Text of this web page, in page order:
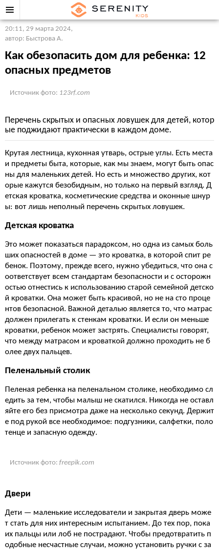
20:11, 29 марта 2024,
автор: Быстрова А.
Как обезопасить дом для ребенка: 12
опасных предметов
Источник фото: 123rf.com
Перечень скрытых и опасных ловушек для детей, котор
ые поджидают практически в каждом доме.
Крутая лестница, кухонная утварь, острые углы. Есть места
и предметы быта, которые, как мы знаем, могут быть опас
ны для маленьких детей. Но есть и множество других, кот
орые кажутся безобидным, но только на первый взгляд. Д
етская кроватка, косметические средства и оконные шнур
ы: вот лишь неполный перечень скрытых ловушек.
Детская кроватка
Это может показаться парадоксом, но одна из самых боль
ших опасностей в доме — это кроватка, в которой спит ре
бенок. Поэтому, прежде всего, нужно убедиться, что она с
оответствует всем стандартам безопасности и с осторожн
остью отнестись к использованию старой семейной детско
й кроватки. Она может быть красивой, но не на сто проце
нтов безопасной. Важной деталью является то, что матрас
должен прилегать к стенкам кроватки. И если он меньше
кроватки, ребенок может застрять. Специалисты говорят,
что между матрасом и кроваткой должно проходить не б
олее двух пальцев.
Пеленальный столик
Пеленая ребенка на пеленальном столике, необходимо сл
едить за тем, чтобы малыш не скатился. Никогда не оставл
яйте его без присмотра даже на несколько секунд. Держит
е под рукой все необходимое: подгузники, салфетки, поло
тенце и запасную одежду.
Источник фото: freepik.com
Двери
Дети — маленькие исследователи и закрытая дверь може
т стать для них интересным испытанием. До тех пор, пока
их пальцы или лоб не пострадают. Чтобы предотвратить п
одобные несчастные случаи, можно установить ручки с за